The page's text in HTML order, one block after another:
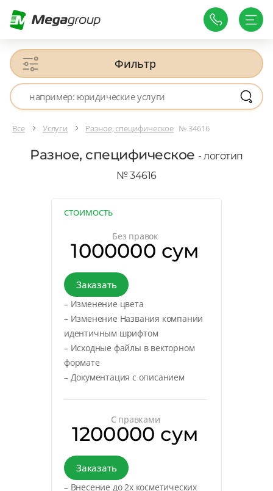
Фильтр
Все Услуги Разное, специфическое № 34616
Разное, специфическое - логотип
№ 34616
СТОИМОСТЬ
Без правок
1000000 сум
Заказать
– Изменение цвета
– Изменение Названия компании
идентичным шрифтом
– Исходные файлы в векторном
формате
– Документация с описанием
С правками
1200000 сум
Заказать
– Внесение до 2х косметических